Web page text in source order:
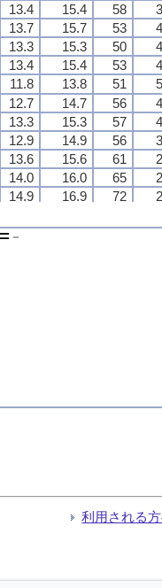
13.4 15.4 58
13.7 15.7 53
13.3 15.3 50
13.4 15.4 53
11.8 13.8 51
12.7 14.7 56
13.3 15.3 57
12.9 14.9 56
13.6 15.6 61
14.0 16.0 65
14.9 16.9 72
16.1
13.4 15.4 58
13.7 15.7 53
13.3 15.3 50
13.4 15.4 53
11.8 13.8 51
12.7 14.7 56
13.3 15.3 57
12.9 14.9 56
13.6 15.6 61
14.0 16.0 65
14.9 16.9 72
16.1
13.4 15.4 58
13.7 15.7 53
13.3 15.3 50
13.4 15.4 53
11.8 13.8 51
12.7 14.7 56
13.3 15.3 57
12.9 14.9 56
13.6 15.6 61
14.0 16.0 65
14.9 16.9 72
16.1
13.4 15.4 58
13.7 15.7 53
13.3 15.3 50
13.4 15.4 53
11.8 13.8 51
12.7 14.7 56
13.3 15.3 57
12.9 14.9 56
13.6 15.6 61
14.0 16.0 65
14.9 16.9 72
16.1
－
利用される